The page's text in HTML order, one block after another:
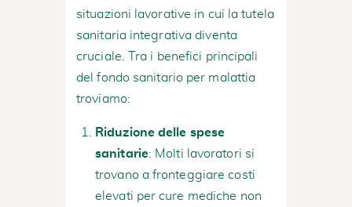
situazioni lavorative in cui la tutela
sanitaria integrativa diventa
cruciale. Tra i benefici principali
del fondo sanitario per malattia
troviamo:
Riduzione delle spese
sanitarie: Molti lavoratori si
trovano a fronteggiare costi
elevati per cure mediche non